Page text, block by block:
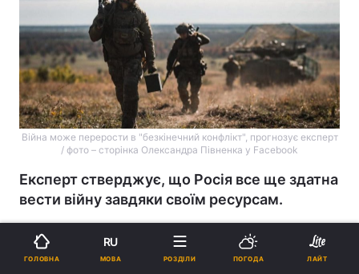
Війна може перерости в "безкінечний конфлікт", прогнозує експерт
/ фото – сторінка Олександра Півненка у Facebook
Експерт стверджує, що Росія все ще здатна
вести війну завдяки своїм ресурсам.
ГОЛОВНА
RU
МОВА РОЗДІЛИ ПОГОДА ЛАЙТ